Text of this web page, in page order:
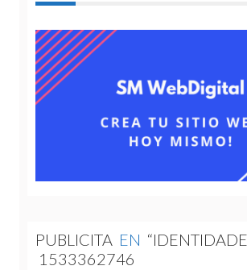
PUBLICITA EN
1533362746